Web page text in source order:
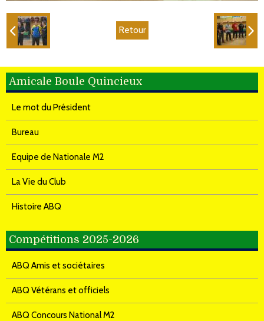
Retour
Amicale Boule Quincieux
Le mot du Président
Bureau
Equipe de Nationale M2
La Vie du Club
Histoire ABQ
Compétitions 2025-2026
ABQ Amis et sociétaires
ABQ Vétérans et officiels
ABQ Concours National M2